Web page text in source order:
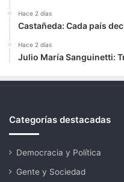
Hace 2 días
Castañeda: Cada país
Hace 2 días
Julio María Sanguinetti:
Categorías destacadas
Democracia y Política
Gente y Sociedad